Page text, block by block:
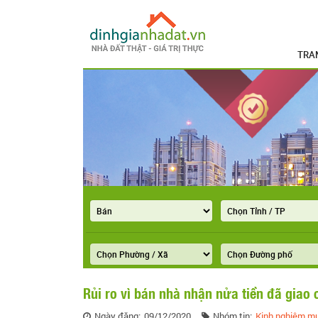
Rủi ro vì bán nhà nhận nửa tiền đã giao